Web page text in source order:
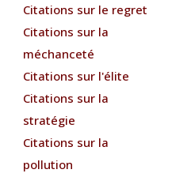
Citations sur le regret
Citations sur la
méchanceté
Citations sur l'élite
Citations sur la
stratégie
Citations sur la
pollution